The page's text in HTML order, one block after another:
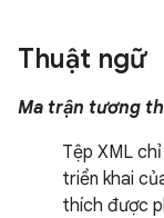
Thuật ngữ
Ma trận tương
Tệp XML
triển khai
thích được